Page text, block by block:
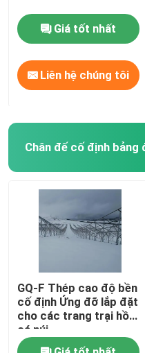
Giá tốt nhất
Liên hệ chúng tôi
GQ-F Thép cao độ bền
cố định Ứng đỡ lắp đặt
cho các trang trại hồ
cá núi